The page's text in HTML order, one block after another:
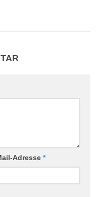
Adresse *